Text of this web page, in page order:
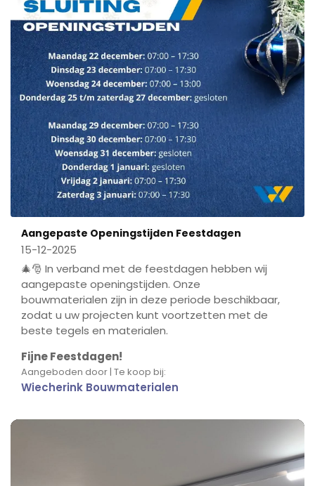
Aangepaste Openingstijden Feestdagen
15-12-2025
🎄🎅 In verband met de feestdagen hebben wij
aangepaste openingstijden. Onze
bouwmaterialen zijn in deze periode beschikbaar,
zodat u uw projecten kunt voortzetten met de
beste tegels en materialen.
Fijne Feestdagen!
Aangeboden door | Te koop bij:
Wiecherink Bouwmaterialen